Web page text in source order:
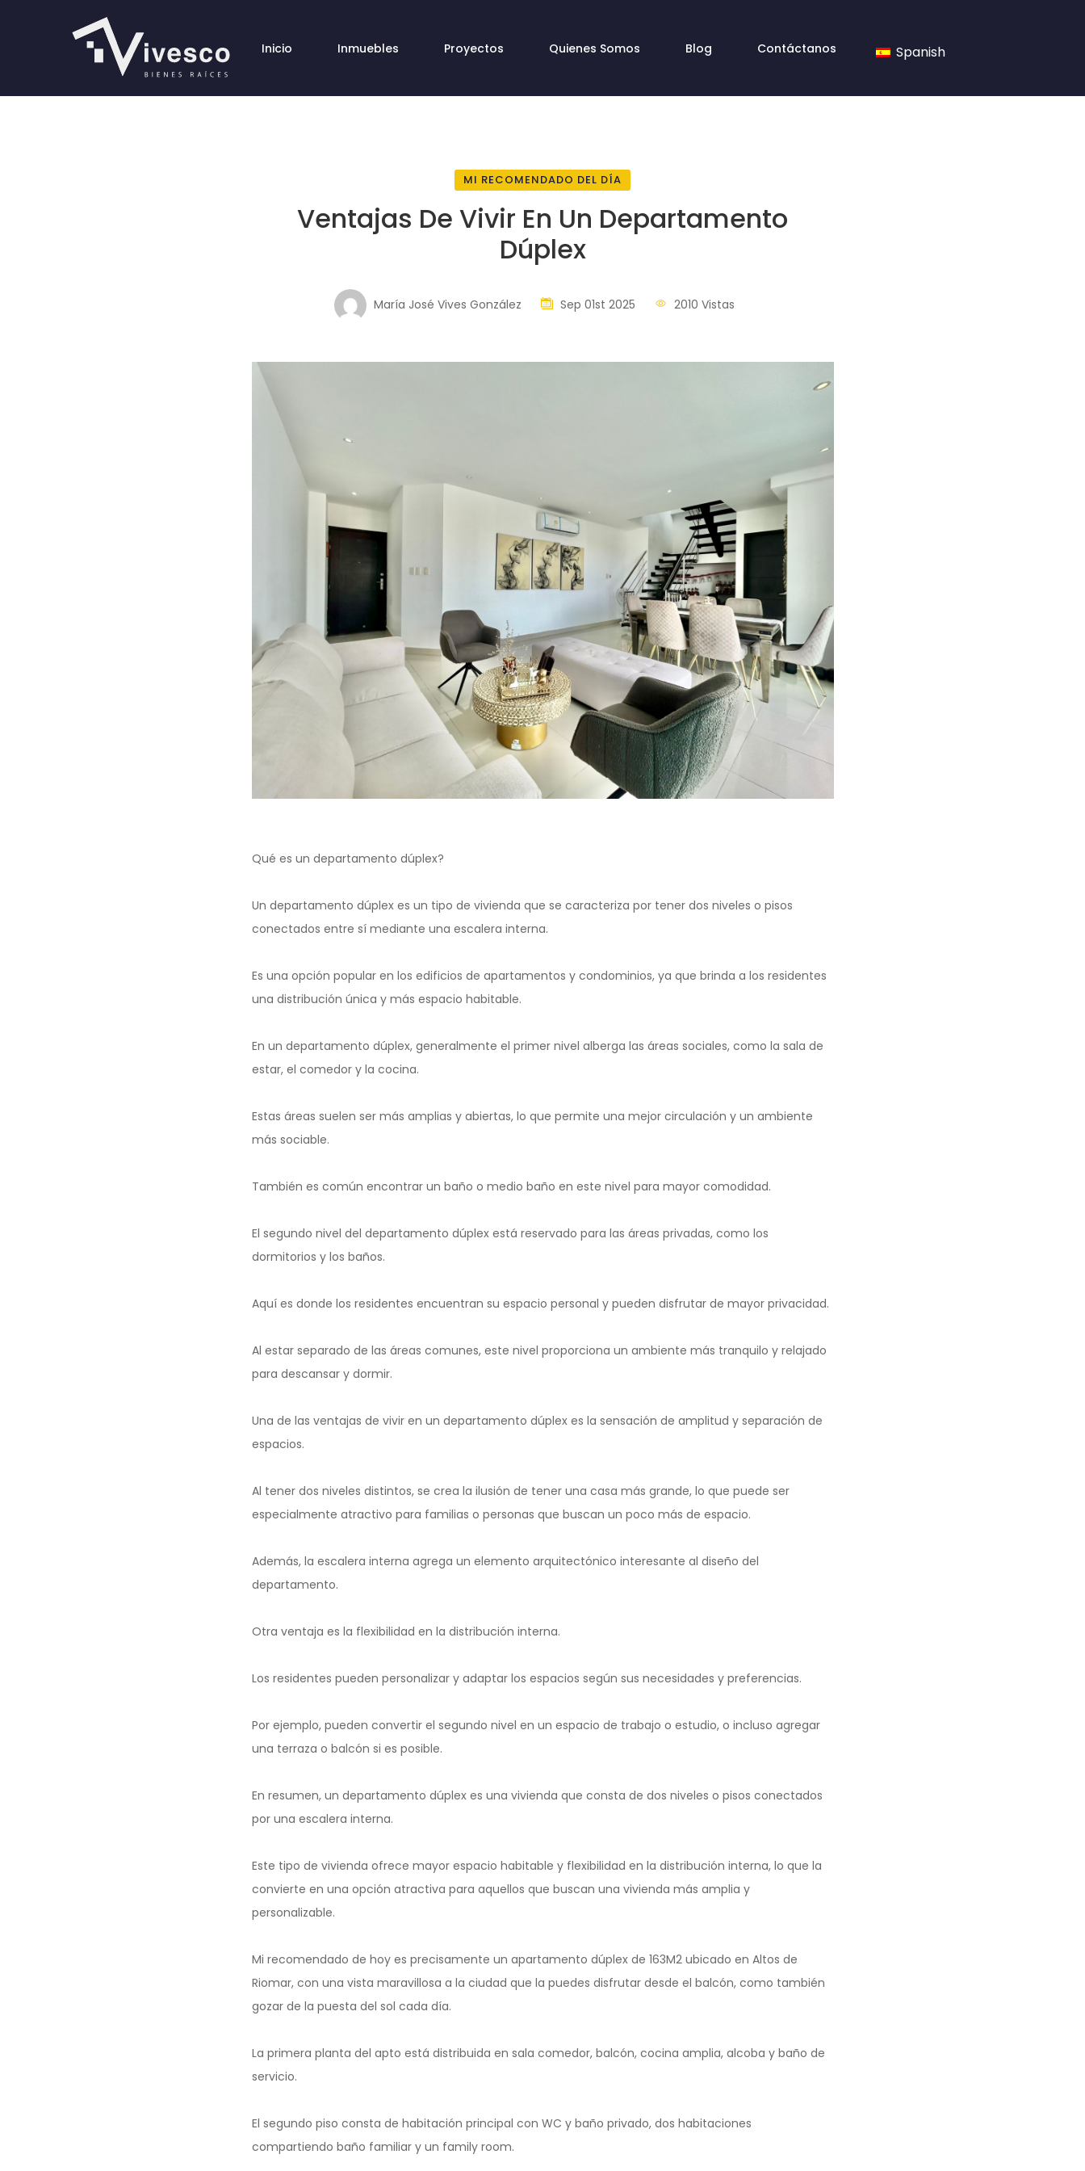
Inicio Inmuebles Proyectos Quienes Somos Blog Contáctanos Spanish
MI RECOMENDADO DEL DÍA
Ventajas De Vivir En Un Departamento
Dúplex
María José Vives González Sep 01st 2025 2010 Vistas
Qué es un departamento dúplex?
Un departamento dúplex es un tipo de vivienda que se caracteriza por tener dos niveles o pisos
conectados entre sí mediante una escalera interna.
Es una opción popular en los edificios de apartamentos y condominios, ya que brinda a los residentes
una distribución única y más espacio habitable.
En un departamento dúplex, generalmente el primer nivel alberga las áreas sociales, como la sala de
estar, el comedor y la cocina.
Estas áreas suelen ser más amplias y abiertas, lo que permite una mejor circulación y un ambiente
más sociable.
También es común encontrar un baño o medio baño en este nivel para mayor comodidad.
El segundo nivel del departamento dúplex está reservado para las áreas privadas, como los
dormitorios y los baños.
Aquí es donde los residentes encuentran su espacio personal y pueden disfrutar de mayor privacidad.
Al estar separado de las áreas comunes, este nivel proporciona un ambiente más tranquilo y relajado
para descansar y dormir.
Una de las ventajas de vivir en un departamento dúplex es la sensación de amplitud y separación de
espacios.
Al tener dos niveles distintos, se crea la ilusión de tener una casa más grande, lo que puede ser
especialmente atractivo para familias o personas que buscan un poco más de espacio.
Además, la escalera interna agrega un elemento arquitectónico interesante al diseño del
departamento.
Otra ventaja es la flexibilidad en la distribución interna.
Los residentes pueden personalizar y adaptar los espacios según sus necesidades y preferencias.
Por ejemplo, pueden convertir el segundo nivel en un espacio de trabajo o estudio, o incluso agregar
una terraza o balcón si es posible.
En resumen, un departamento dúplex es una vivienda que consta de dos niveles o pisos conectados
por una escalera interna.
Este tipo de vivienda ofrece mayor espacio habitable y flexibilidad en la distribución interna, lo que la
convierte en una opción atractiva para aquellos que buscan una vivienda más amplia y
personalizable.
Mi recomendado de hoy es precisamente un apartamento dúplex de 163M2 ubicado en Altos de
Riomar, con una vista maravillosa a la ciudad que la puedes disfrutar desde el balcón, como también
gozar de la puesta del sol cada día.
La primera planta del apto está distribuida en sala comedor, balcón, cocina amplia, alcoba y baño de
servicio.
El segundo piso consta de habitación principal con WC y baño privado, dos habitaciones
compartiendo baño familiar y un family room.